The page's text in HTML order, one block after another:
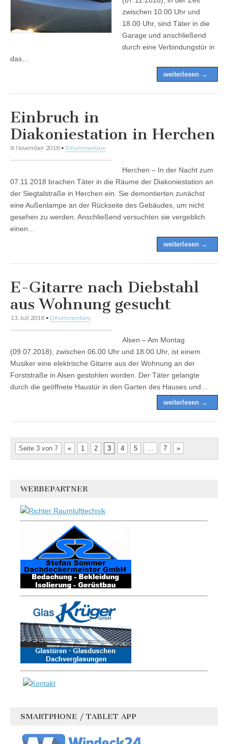
zwischen 10.00 Uhr und
18.00 Uhr, sind Täter in die
Garage und anschließend
durch eine Verbindungstür in
das…
weiterlesen →
Einbruch in
Diakoniestation in Herchen
8. November 2018 • 0 Kommentare
Herchen – In der Nacht zum
07.11.2018 brachen Täter in die Räume der Diakoniestation an
der Siegtalstraße in Herchen ein. Sie demontierten zunächst
eine Außenlampe an der Rückseite des Gebäudes, um nicht
gesehen zu werden. Anschließend versuchten sie vergeblich
einen…
weiterlesen →
E-Gitarre nach Diebstahl
aus Wohnung gesucht
13. Juli 2018 • 0 Kommentare
Alsen – Am Montag
(09.07.2018), zwischen 06.00 Uhr und 18.00 Uhr, ist einem
Musiker eine elektrische Gitarre aus der Wohnung an der
Forststraße in Alsen gestohlen worden. Der Täter gelangte
durch die geöffnete Haustür in den Garten des Hauses und…
weiterlesen →
Seite 3 von 7 « 1 2 3 4 5 7 »
WERBEPARTNER
SMARTPHONE / TABLET APP